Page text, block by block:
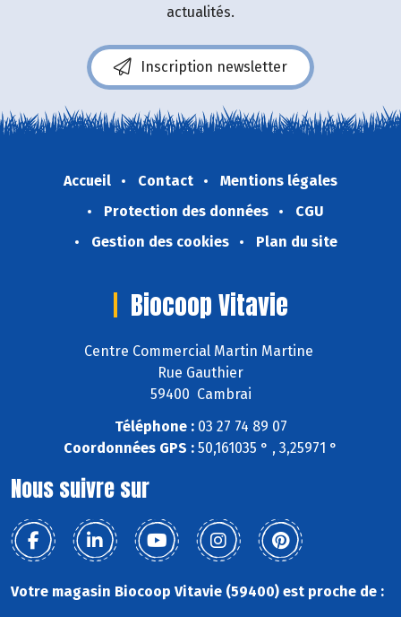
actualités.
Inscription newsletter
Accueil Contact
Mentions légales
Protection des données
CGU
Gestion des cookies
Plan du site
Biocoop Vitavie
Centre Commercial Martin Martine
Rue Gauthier
59400 Cambrai
Téléphone :03 27 74 89 07
Coordonnées GPS : 50,161035 ° , 3,25971 °
Nous suivre sur
Votre magasin Biocoop Vitavie (59400) est proche de :